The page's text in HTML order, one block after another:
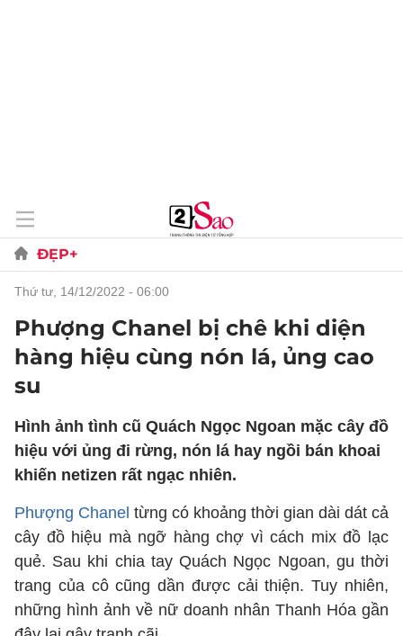
ĐẸP+
thứ tư, 14/12/2022 - 06:00
Phượng Chanel bị chê khi diện
hàng hiệu cùng nón lá, ủng cao
su
Hình ảnh tình cũ Quách Ngọc Ngoan mặc cây đồ
hiệu với ủng đi rừng, nón lá hay ngồi bán khoai
khiến netizen rất ngạc nhiên.
Phượng Chanel từng có khoảng thời gian dài dát cả
cây đồ hiệu mà ngỡ hàng chợ vì cách mix đồ lạc
quẻ. Sau khi chia tay Quách Ngọc Ngoan, gu thời
trang của cô cũng dần được cải thiện. Tuy nhiên,
những hình ảnh về nữ doanh nhân Thanh Hóa gần